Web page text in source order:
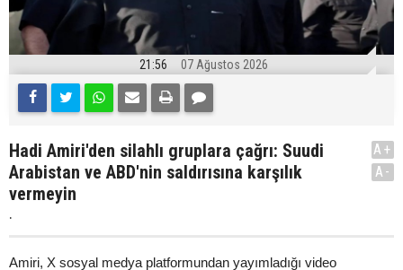
21:56 07 Ağustos 2026
Hadi Amiri'den silahlı gruplara çağrı: Suudi
Arabistan ve ABD'nin saldırısına karşılık
vermeyin
.
A+
A-
Amiri, X sosyal medya platformundan yayımladığı video